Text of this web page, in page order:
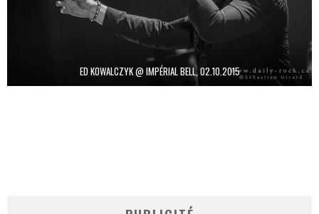
ED KOWALCZYK @ IMPÉRIAL BELL, 02.10.2015